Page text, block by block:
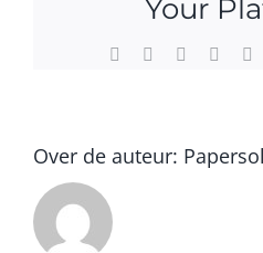
Your
Facebook
TwitterReddit
Over de auteur: